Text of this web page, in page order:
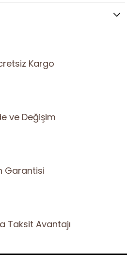
Kargo
ve Değişim
Garantisi
Taksit Avantajı